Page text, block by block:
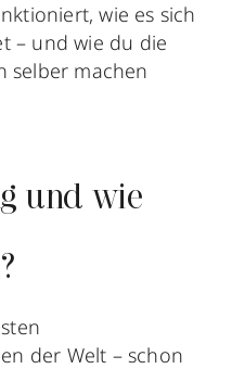
wie es sich
– und wie du die
selber machen
und wie
der Welt – schon